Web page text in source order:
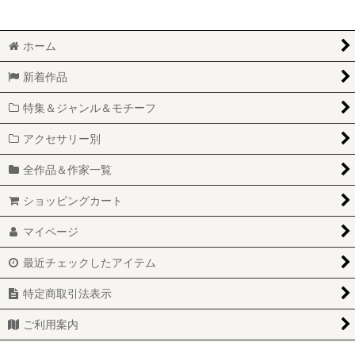
ホーム
新着作品
特集＆ジャンル＆モチーフ
アクセサリー別
全作品＆作家一覧
ショッピングカート
マイページ
最近チェックしたアイテム
特定商取引法表示
ご利用案内